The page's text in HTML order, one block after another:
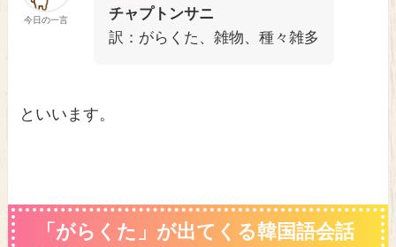
今日の一言
チャプトンサニ
訳：がらくた、雑物、種々雑多
といいます。
「がらくた」が出てくる韓国語会話